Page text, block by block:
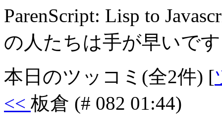
ParenScript: Lisp to
の人たちは手が早いで
本日のツッコミ(全2件) [
<< 板倉 (# 082 01:44)